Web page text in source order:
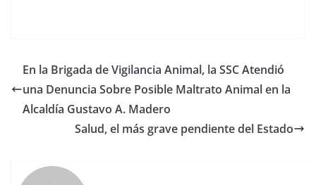
En la Brigada de Vigilancia Animal, la SSC Atendió
una Denuncia Sobre Posible Maltrato Animal en la
Alcaldía Gustavo A. Madero
Salud, el más grave pendiente del Estado